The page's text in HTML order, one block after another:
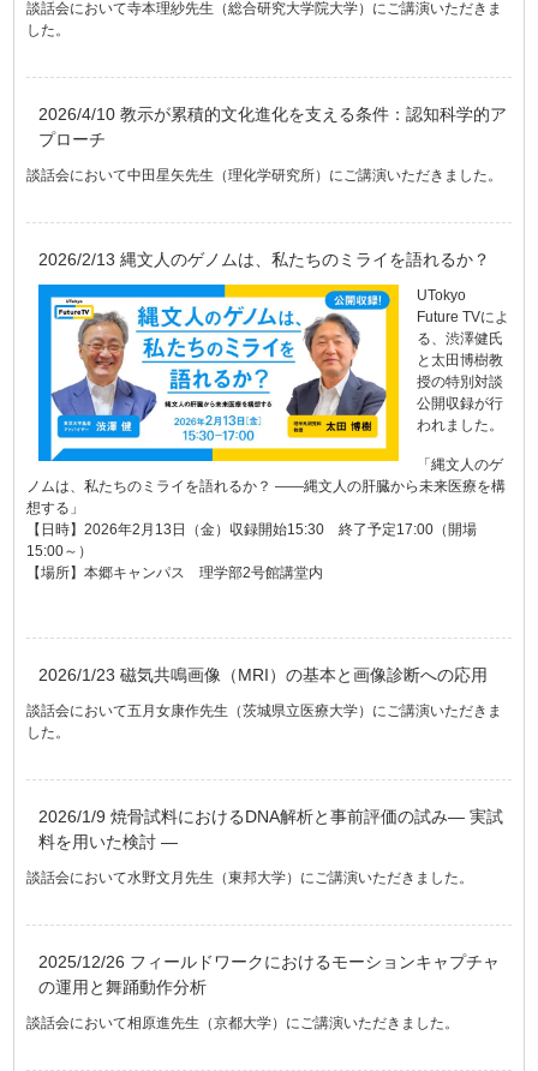
談話会において寺本理紗先生（総合研究大学院大学）にご講演いただきま
した。
2026/4/10 教示が累積的文化進化を支える条件：認知科学的ア
プローチ
談話会において中田星矢先生（理化学研究所）にご講演いただきました。
2026/2/13 縄文人のゲノムは、私たちのミライを語れるか？
UTokyo
Future TVによ
る、渋澤健氏
と太田博樹教
授の特別対談
公開収録が行
われました。
「縄文人のゲ
ノムは、私たちのミライを語れるか？ ――縄文人の肝臓から未来医療を構
想する」
【日時】2026年2月13日（金）収録開始15:30 終了予定17:00（開場
15:00～）
【場所】本郷キャンパス 理学部2号館講堂内
2026/1/23 磁気共鳴画像（MRI）の基本と画像診断への応用
談話会において五月女康作先生（茨城県立医療大学）にご講演いただきま
した。
2026/1/9 焼骨試料におけるDNA解析と事前評価の試み― 実試
料を用いた検討 ―
談話会において水野文月先生（東邦大学）にご講演いただきました。
2025/12/26 フィールドワークにおけるモーションキャプチャ
の運用と舞踊動作分析
談話会において相原進先生（京都大学）にご講演いただきました。